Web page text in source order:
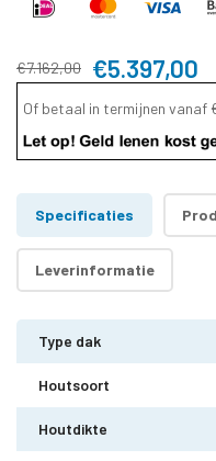
€7.162,00 €5.397,00
Of betaal in termijnen vanaf
Specificaties
Leverinformatie
Type dak
Houtsoort
Houtdikte